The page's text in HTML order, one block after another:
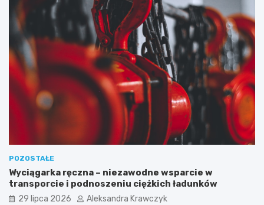
POZOSTAŁE
Wyciągarka ręczna – niezawodne wsparcie w
transporcie i podnoszeniu ciężkich ładunków
29 lipca 2026 Aleksandra Krawczyk